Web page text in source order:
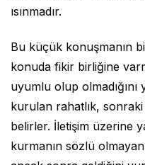
ısınmadır.
Bu küçük konuşmanın
konuda fikir birliğine
uyumlu olup
kurulan rahatlık,
belirler. İletişim üzerine
kurmanın sözlü